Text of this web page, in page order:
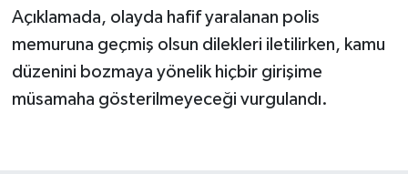
Açıklamada, olayda hafif yaralanan polis
memuruna geçmiş olsun dilekleri iletilirken, kamu
düzenini bozmaya yönelik hiçbir girişime
müsamaha gösterilmeyeceği vurgulandı.